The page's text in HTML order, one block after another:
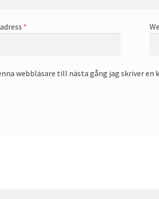
*
webbläsare till nästa gång jag skriver en